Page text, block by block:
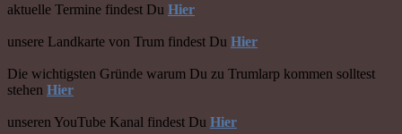
aktuelle Termine findest Du Hier
unsere Landkarte von Trum findest Du Hier
Die wichtigsten Gründe warum Du zu Trumlarp kommen solltest
stehen Hier
unseren YouTube Kanal findest Du Hier